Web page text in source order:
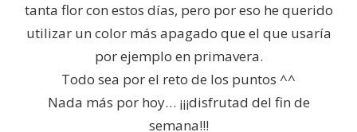
tanta flor con estos días, pero por eso he querido
utilizar un color más apagado que el que usaría
por ejemplo en primavera.
Todo sea por el reto de los puntos ^^
Nada más por hoy… ¡¡¡disfrutad del fin de
semana!!!